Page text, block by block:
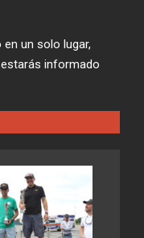
un solo lugar,
informado